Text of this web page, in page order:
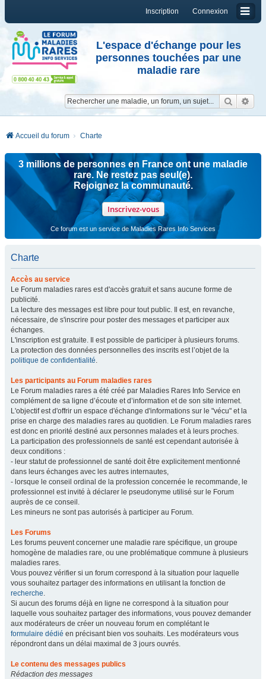
Connexion
Inscription
L'espace d'échange pour les
personnes touchées par une
maladie rare
Accueil du forum Charte
3 millions de personnes en France ont une maladie
rare. Ne restez pas seul(e).
Rejoignez la communauté.
Inscrivez-vous
Ce forum est un service de Maladies Rares Info Services
Charte
Accès au service
Le Forum maladies rares est d'accès gratuit et sans aucune forme de
publicité.
La lecture des messages est libre pour tout public. Il est, en revanche,
nécessaire, de s'inscrire pour poster des messages et participer aux
échanges.
L'inscription est gratuite. Il est possible de participer à plusieurs forums.
La protection des données personnelles des inscrits est l’objet de la
politique de confidentialité.
Les participants au Forum maladies rares
Le Forum maladies rares a été créé par Maladies Rares Info Service en
complément de sa ligne d’écoute et d’information et de son site internet.
L'objectif est d'offrir un espace d'échange d'informations sur le "vécu" et la
prise en charge des maladies rares au quotidien. Le Forum maladies rares
est donc en priorité destiné aux personnes malades et à leurs proches.
La participation des professionnels de santé est cependant autorisée à
deux conditions :
- leur statut de professionnel de santé doit être explicitement mentionné
dans leurs échanges avec les autres internautes,
- lorsque le conseil ordinal de la profession concernée le recommande, le
professionnel est invité à déclarer le pseudonyme utilisé sur le Forum
auprès de ce conseil.
Les mineurs ne sont pas autorisés à participer au Forum.
Les Forums
Les forums peuvent concerner une maladie rare spécifique, un groupe
homogène de maladies rare, ou une problématique commune à plusieurs
maladies rares.
Vous pouvez vérifier si un forum correspond à la situation pour laquelle
vous souhaitez partager des informations en utilisant la fonction de
recherche.
Si aucun des forums déjà en ligne ne correspond à la situation pour
laquelle vous souhaitez partager des informations, vous pouvez demander
aux modérateurs de créer un nouveau forum en complétant le
formulaire dédié en précisant bien vos souhaits. Les modérateurs vous
répondront dans un délai maximal de 3 jours ouvrés.
Le contenu des messages publics
Rédaction des messages